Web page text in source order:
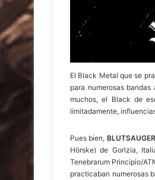
El Black Metal que se
para numerosas
muchos, el Black de
limitadamente,
Pues bien, BLUTSAUGER
Hörske) de Gorizia,
Tenebrarum Principio/
practicaban numerosas